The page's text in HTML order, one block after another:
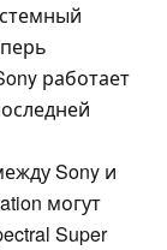
работает
Sony и
могут
Super